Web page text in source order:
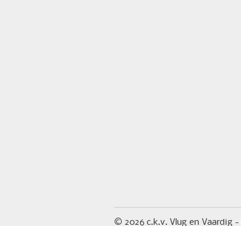
© 2026 c.k.v. Vlug en Vaardig -